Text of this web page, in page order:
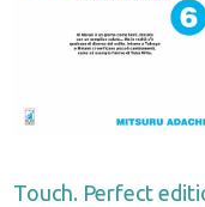
Touch. Perfect